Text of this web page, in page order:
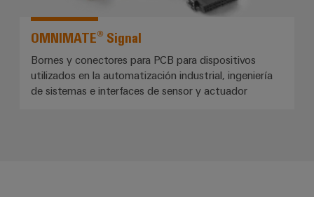
OMNIMATE® Signal
Bornes y conectores para PCB para dispositivos
utilizados en la automatización industrial, ingeniería
de sistemas e interfaces de sensor y actuador